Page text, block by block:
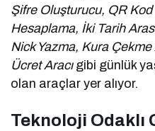
Şifre Oluşturucu, QR
Hesaplama, İki Tarih
Nick Yazma, Kura
Ücret Aracıgibi günlük
olan araçlar yer alıyor.
Teknoloji Odaklı